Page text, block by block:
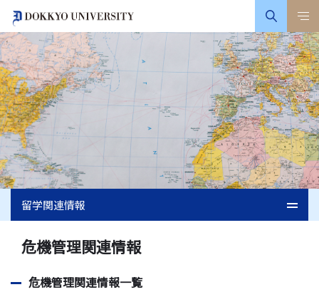
留学関連情報
危機管理関連情報
危機管理関連情報一覧